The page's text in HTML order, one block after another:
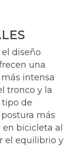
diseño
una
intensa
tronco y la
tipo de
más
bicicleta al
el equilibrio y